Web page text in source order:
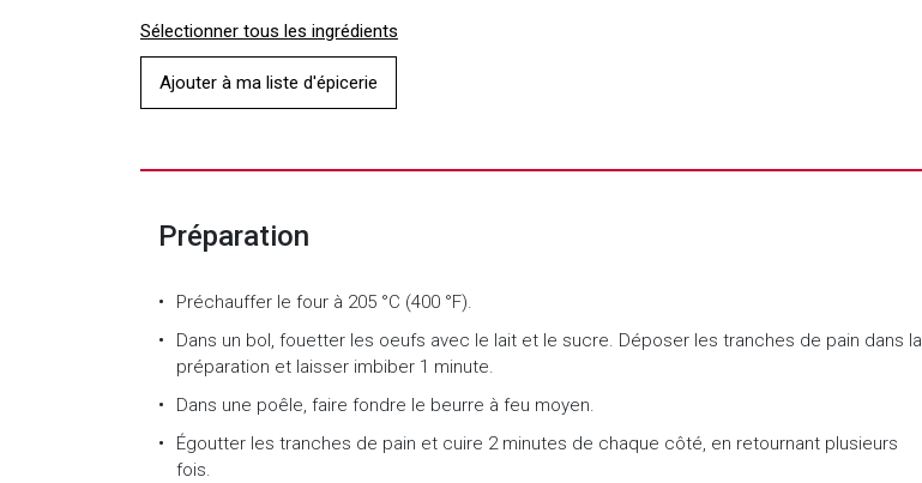
Sélectionner tous les ingrédients
Ajouter à ma liste d'épicerie
Préparation
Préchauffer le four à 205 °C (400 °F).
Dans un bol, fouetter les oeufs avec le lait et le sucre. Déposer les tranches de pain dans la
préparation et laisser imbiber 1 minute.
Dans une poêle, faire fondre le beurre à feu moyen.
Égoutter les tranches de pain et cuire 2 minutes de chaque côté, en retournant plusieurs
fois.